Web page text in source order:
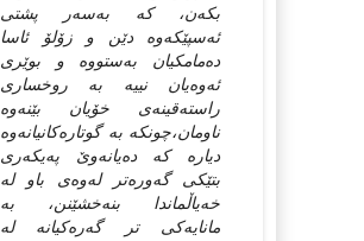
بكه‌ن، كه‌ به‌سه‌ر پشتی
ئه‌سپێكه‌وه‌ دێن و زۆلۆ ئاسا
ده‌مامكیان به‌ستووه‌ و بوێری
ئه‌وه‌یان نییه‌ به‌ روخساری
راسته‌قینه‌ی خۆیان بێنه‌وه‌
ناومان،چونكه‌ به‌ گوتاره‌كانیانه‌وه‌
دیاره‌ كه‌ ده‌یانه‌وێ‌ په‌یكه‌ری
بتێكی گه‌وره‌تر له‌وه‌ی باو له‌
خه‌یاڵماندا بنه‌خشێنن، به‌
مانایه‌كی تر گه‌ره‌كیانه‌ له‌